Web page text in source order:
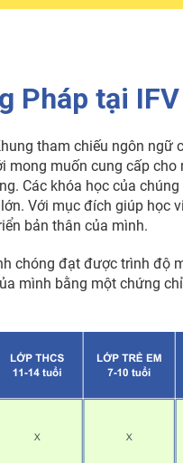
Pháp tại
tham chiếu ngôn ngữ
mong muốn cung cấp
Các khóa học của
Với mục đích giúp học
bản thân của mình.
chóng đạt được trình độ
mình bằng một chứng